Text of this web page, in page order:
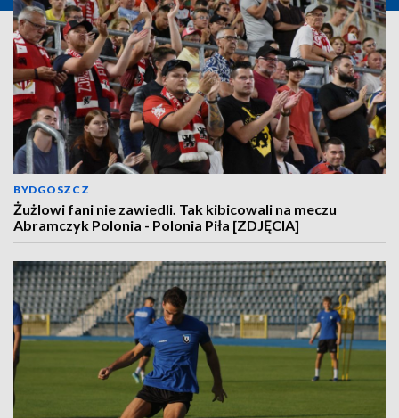
BYDGOSZCZ
Żużlowi fani nie zawiedli. Tak kibicowali na meczu
Abramczyk Polonia - Polonia Piła [ZDJĘCIA]